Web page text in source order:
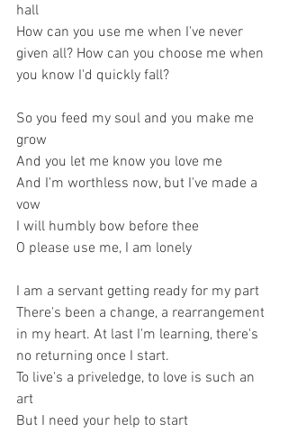
hall
How can you use me when I've never
given all? How can you choose me when
you know I'd quickly fall?
So you feed my soul and you make me
grow
And you let me know you love me
And I'm worthless now, but I've made a
vow
I will humbly bow before thee
O please use me, I am lonely
I am a servant getting ready for my part
There's been a change, a rearrangement
in my heart. At last I'm learning, there's
no returning once I start.
To live's a priveledge, to love is such an
art
But I need your help to start